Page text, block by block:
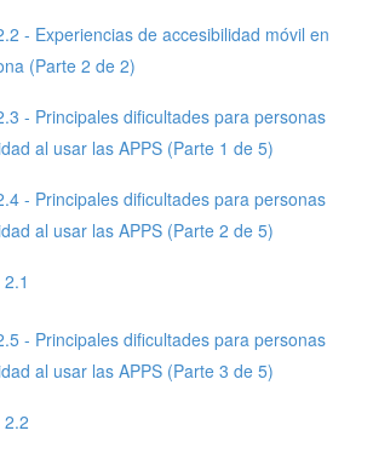
- Experiencias de accesibilidad móvil en
(Parte 2 de 2)
- Principales dificultades para personas
al usar las APPS (Parte 1 de 5)
- Principales dificultades para personas
al usar las APPS (Parte 2 de 5)
- Principales dificultades para personas
al usar las APPS (Parte 3 de 5)
2.2